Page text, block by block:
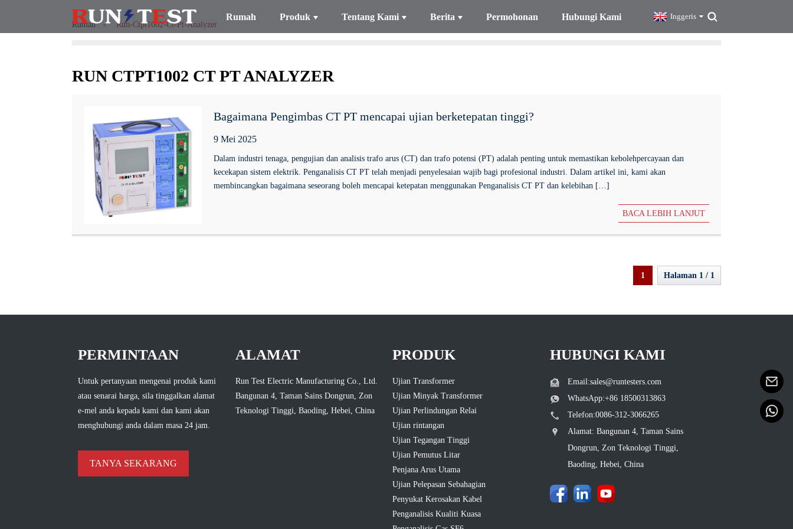
Rumah Produk Tentang Kami Berita Permohonan Hubungi Kami
Inggeris
Rumah
Run-Ctpt1002-Ct-Pt-Analyzer
RUN CTPT1002 CT PT ANALYZER
Bagaimana Pengimbas CT PT mencapai ujian berketepatan tinggi?
9 Mei 2025
Dalam industri tenaga, pengujian dan analisis trafo arus (CT) dan trafo potensi (PT) adalah penting untuk memastikan kebolehpercayaan dan
kecekapan sistem elektrik. Penganalisis CT PT telah menjadi penyelesaian wajib bagi profesional industri. Dalam artikel ini, kami akan
membincangkan bagaimana seseorang boleh mencapai ketepatan menggunakan Penganalisis CT PT dan kelebihan […]
BACA LEBIH LANJUT
1 Halaman 1 / 1
PERMINTAAN
Untuk pertanyaan mengenai produk kami
atau senarai harga, sila tinggalkan alamat
e-mel anda kepada kami dan kami akan
menghubungi anda dalam masa 24 jam.
TANYA SEKARANG
ALAMAT
Run Test Electric Manufacturing Co., Ltd.
Bangunan 4, Taman Sains Dongrun, Zon
Teknologi Tinggi, Baoding, Hebei, China
PRODUK
Ujian Transformer
Ujian Minyak Transformer
Ujian Perlindungan Relai
Ujian rintangan
Ujian Tegangan Tinggi
Ujian Pemutus Litar
Penjana Arus Utama
Ujian Pelepasan Sebahagian
Penyukat Kerosakan Kabel
Penganalisis Kualiti Kuasa
HUBUNGI KAMI
Email:sales@runtesters.com
WhatsApp:+86 18500313863
Telefon:0086-312-3066265
Alamat: Bangunan 4, Taman Sains
Dongrun, Zon Teknologi Tinggi,
Baoding, Hebei, China